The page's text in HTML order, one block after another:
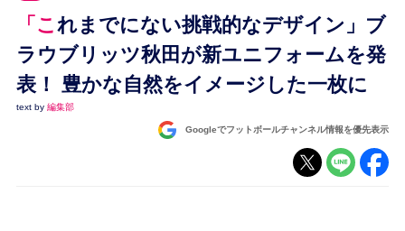
セリエA
ブンデスリーガ
UEFA
ナショナルチーム
「これまでにない挑戦的なデザイン」ブ
ラウブリッツ秋田が新ユニフォームを発
表！ 豊かな自然をイメージした一枚に
text by 編集部
Googleでフットボールチャンネル情報を優先表示